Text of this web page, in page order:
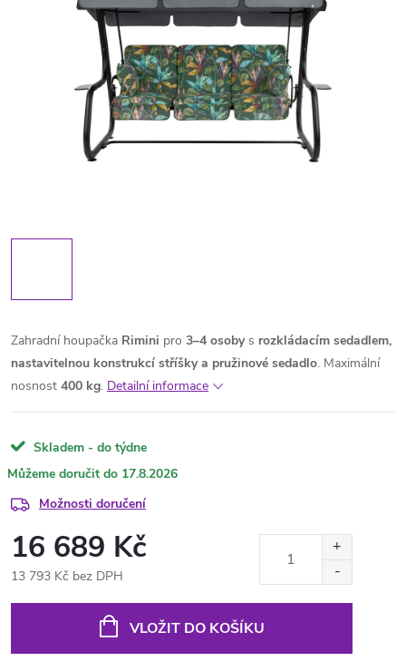
Zahradní houpačka Rimini pro 3–4 osoby s rozkládacím sedadlem,
nastavitelnou konstrukcí stříšky a pružinové sedadlo. Maximální
nosnost 400 kg. Detailní informace
Skladem - do týdne
17.8.2026
Možnosti doručení
16 689 Kč
13 793 Kč bez DPH
VLOŽIT DO KOŠÍKU